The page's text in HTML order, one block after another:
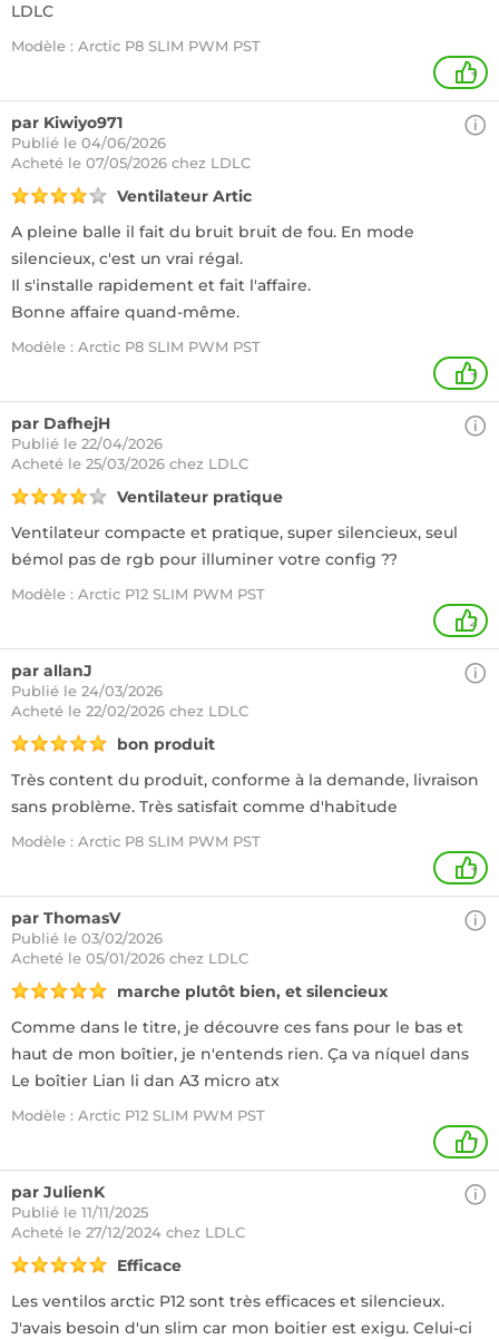
LDLC
Modèle : Arctic P8 SLIM PWM PST
+
par Kiwiyo971
Publié le 04/06/2026
Acheté le 07/05/2026 chez LDLC
Ventilateur Artic
A pleine balle il fait du bruit bruit de fou. En mode
silencieux, c'est un vrai régal.
Il s'installe rapidement et fait l'affaire.
Bonne affaire quand-même.
Modèle : Arctic P8 SLIM PWM PST
+
par DafhejH
Publié le 22/04/2026
Acheté le 25/03/2026 chez LDLC
Ventilateur pratique
Ventilateur compacte et pratique, super silencieux, seul
bémol pas de rgb pour illuminer votre config ??
Modèle : Arctic P12 SLIM PWM PST
2
par allanJ
Publié le 24/03/2026
Acheté le 22/02/2026 chez LDLC
bon produit
Très content du produit, conforme à la demande, livraison
sans problème. Très satisfait comme d'habitude
Modèle : Arctic P8 SLIM PWM PST
+
par ThomasV
Publié le 03/02/2026
Acheté le 05/01/2026 chez LDLC
marche plutôt bien, et silencieux
Comme dans le titre, je découvre ces fans pour le bas et
haut de mon boîtier, je n'entends rien. Ça va níquel dans
Le boîtier Lian li dan A3 micro atx
Modèle : Arctic P12 SLIM PWM PST
1
par JulienK
Publié le 11/11/2025
Acheté le 27/12/2024 chez LDLC
Efficace
Les ventilos arctic P12 sont très efficaces et silencieux.
J'avais besoin d'un slim car mon boitier est exigu. Celui-ci